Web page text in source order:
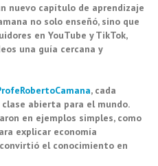
nuevo capítulo de aprendizaje
no solo enseñó, sino que
en YouTube y TikTok,
una guía cercana y
, cada
abierta para el mundo.
en ejemplos simples, como
explicar economía
el conocimiento en